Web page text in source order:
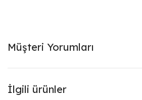
Müşteri Yorumları
İlgili ürünler